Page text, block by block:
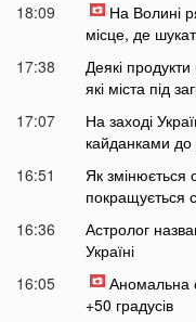
18:09
На Волині
місце, де
17:38
Деякі
які міста під
17:07
На заході
кайданками
16:51
Як змінюється
покращується
16:36
Астролог
Україні
16:05
Аномальна
+50 градусів